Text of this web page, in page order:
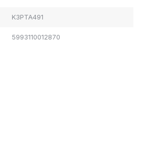
K3PTA491
5993110012870